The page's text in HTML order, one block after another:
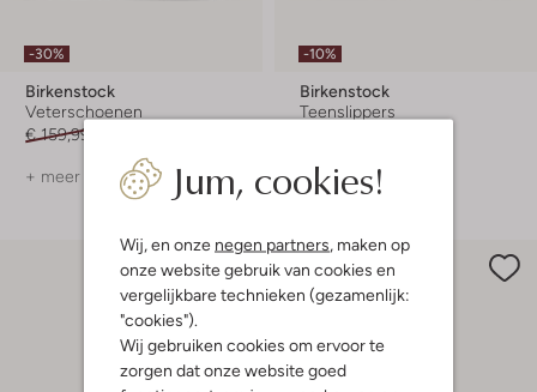
Jum, cookies!
Wij, en onze negen partners , maken op
onze website gebruik van cookies en
vergelijkbare technieken (gezamenlijk:
"cookies").
Wij gebruiken cookies om ervoor te
zorgen dat onze website goed
-30%
Birkenstock
Veterschoenen
€ 159,99
+ meer kleuren
-10%
Birkenstock
Teenslippers
+ meer kleuren